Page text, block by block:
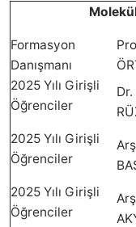
Formasyon
Danışmanı
2025 Yılı Girişli
Öğrenciler
2025 Yılı Girişli
Öğrenciler
2025 Yılı Girişli
Öğrenciler